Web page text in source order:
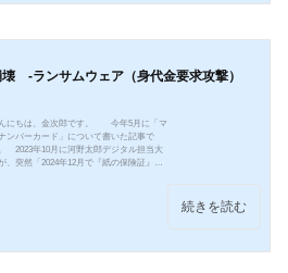
は、この「マイナ保険証」について書い
壊 -ランサムウェア（身代金要求攻撃）
にちは、金次郎です。 今年5月に「マ
ンバーカード」について書いた記事で
2023年10月に河野太郎デジタル担当大
、突然「2024年12月で『紙の保険証』を
、同年9月に「マイナンバーカードに健康保
す。」と発言して1ヶ月後の事です。 マイ
う人や「マイナ保険証」を使用する病院
続きを読む